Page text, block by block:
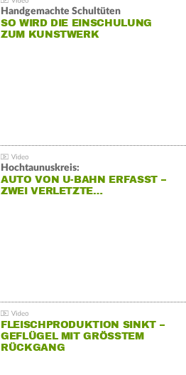
Handgemachte Schultüten
SO WIRD DIE EINSCHULUNG
ZUM KUNSTWERK
Hochtaunuskreis:
AUTO VON U-BAHN ERFASST –
ZWEI VERLETZTE…
FLEISCHPRODUKTION SINKT –
GEFLÜGEL MIT GRÖSSTEM R
ÜCKGANG